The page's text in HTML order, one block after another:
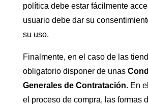
política debe estar fácilmente
usuario debe dar su
su uso.
Finalmente, en el caso de las
obligatorio disponer de unas
Generales de Contratación. En
el proceso de compra, las formas